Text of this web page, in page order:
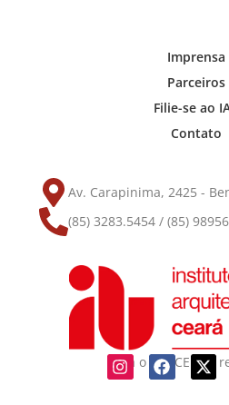
Siga o IAB-CE nas
Imprensa
Parceiros
Filie-se ao
Contato
Av. Carapinima, 2425 -
(85) 3283.5454 / (85)